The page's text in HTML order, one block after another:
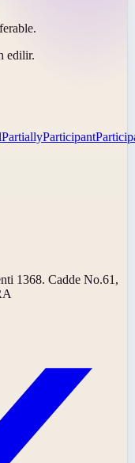
.
edilir.
PartiallyParticipant
1368. Cadde No.61,